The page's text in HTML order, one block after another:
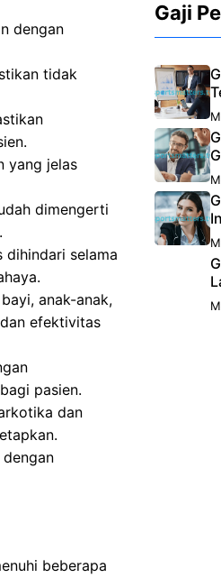
dengan
tidak
yang jelas
dimengerti
dihindari selama
anak-anak,
efektivitas
pasien.
dan
beberapa
Gaji